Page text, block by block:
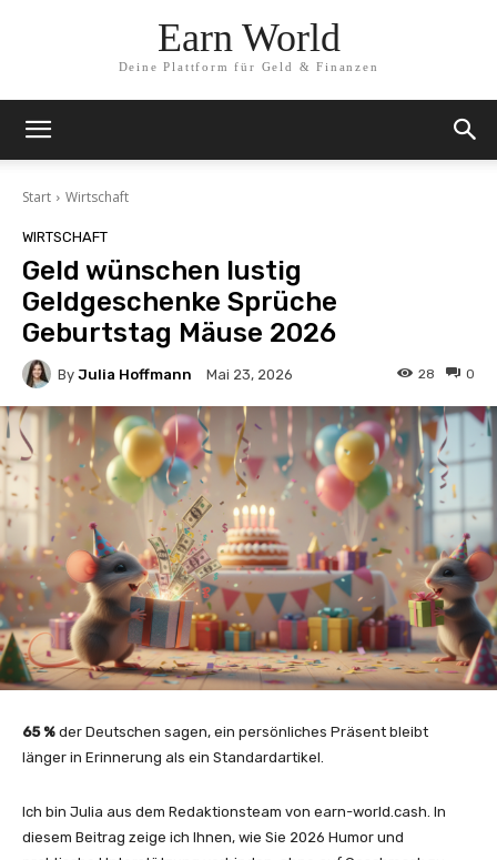
Earn World
Deine Plattform für Geld & Finanzen
Start Wirtschaft
WIRTSCHAFT
Geld wünschen lustig
Geldgeschenke Sprüche
Geburtstag Mäuse 2026
By Julia Hoffmann Mai 23, 2026 0
28
65 % der Deutschen sagen, ein persönliches Präsent bleibt
länger in Erinnerung als ein Standardartikel.
Ich bin Julia aus dem Redaktionsteam von earn-world.cash. In
diesem Beitrag zeige ich Ihnen, wie Sie 2026 Humor und